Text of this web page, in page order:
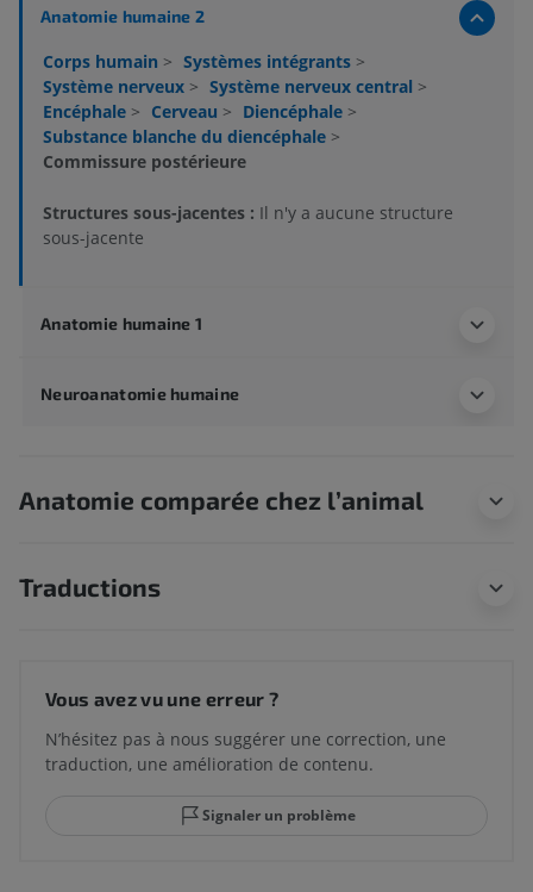
Anatomie humaine 2
Corps humain > Systèmes intégrants >
Système nerveux > Système nerveux central >
Encéphale > Cerveau > Diencéphale >
Substance blanche du diencéphale >
Commissure postérieure
Structures sous-jacentes : Il n'y a aucune structure
sous-jacente
Anatomie humaine 1
Neuroanatomie humaine
Anatomie comparée chez l’animal
Traductions
Vous avez vu une erreur ?
N’hésitez pas à nous suggérer une correction, une
traduction, une amélioration de contenu.
Signaler un problème